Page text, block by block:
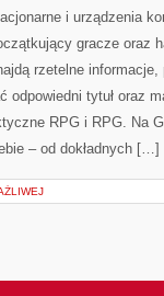
i urządzenia
gracze oraz
rzetelne
odpowiedni tytuł oraz
RPG i RPG. Na
– od dokładnych […]